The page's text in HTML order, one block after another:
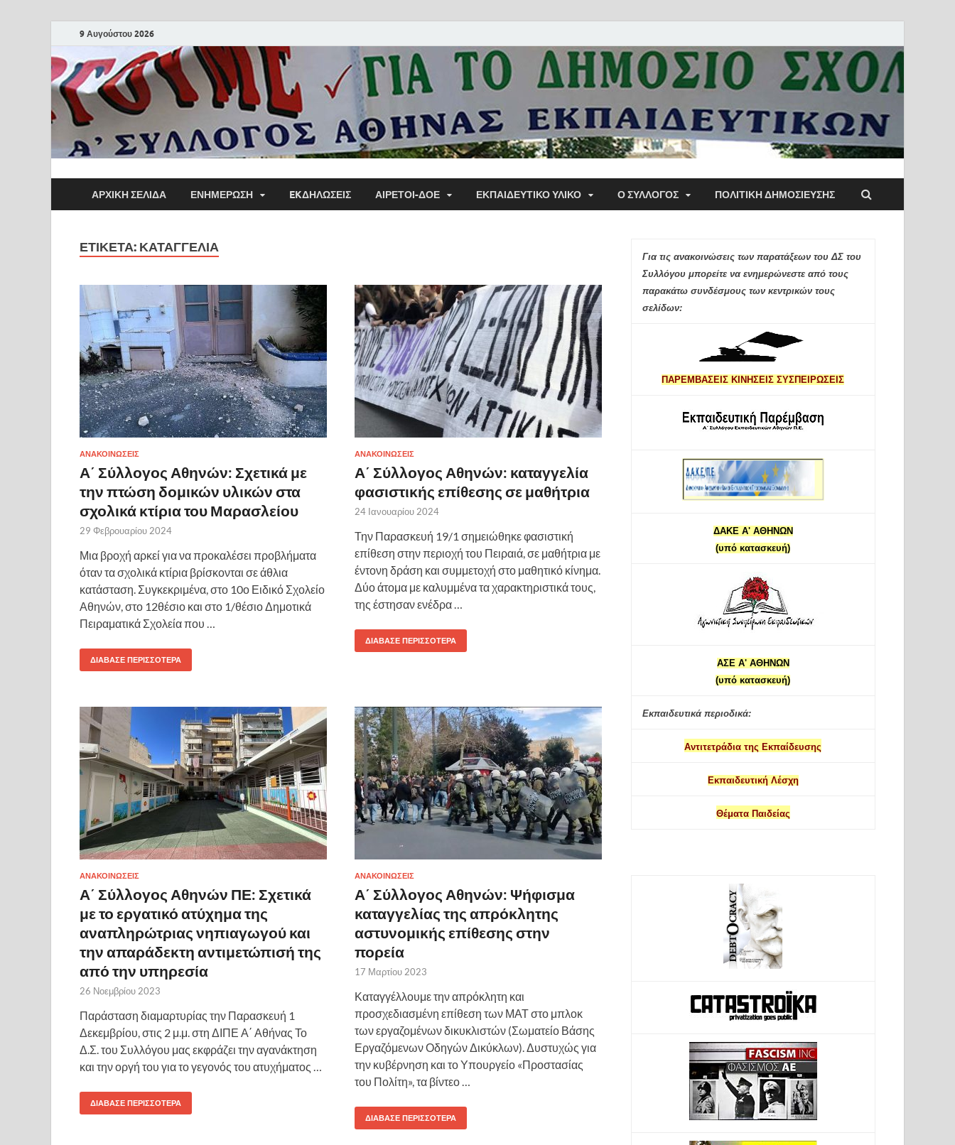
9 Αυγούστου 2026
Α΄ Σύλλογος Αθηνών
Εκπαιδευτικών Π.Ε.
ΑΡΧΙΚΗ ΣΕΛΙΔΑ ΕΝΗΜΕΡΩΣΗ EKΔΗΛΩΣΕΙΣ ΑΙΡΕΤΟΙ-ΔΟΕ ΕΚΠΑΙΔΕΥΤΙΚΌ ΥΛΙΚΌ Ο ΣΥΛΛΟΓΟΣ ΠΟΛΙΤΙΚΉ ΔΗΜΟΣΊΕΥΣΗΣ
ΕΤΙΚΈΤΑ: ΚΑΤΑΓΓΕΛΊΑ
ΑΝΑΚΟΙΝΩΣΕΙΣ
Α΄ Σύλλογος Αθηνών: Σχετικά με
την πτώση δομικών υλικών στα
σχολικά κτίρια του Μαρασλείου
29 Φεβρουαρίου 2024
Μια βροχή αρκεί για να προκαλέσει προβλήματα
όταν τα σχολικά κτίρια βρίσκονται σε άθλια
κατάσταση. Συγκεκριμένα, στο 10ο Ειδικό Σχολείο
Αθηνών, στο 12θέσιο και στο 1/θέσιο Δημοτικά
Πειραματικά Σχολεία που …
ΔΙΆΒΑΣΕ ΠΕΡΙΣΣΌΤΕΡΑ
ΑΝΑΚΟΙΝΩΣΕΙΣ
Α΄ Σύλλογος Αθηνών: καταγγελία
φασιστικής επίθεσης σε μαθήτρια
24 Ιανουαρίου 2024
Την Παρασκευή 19/1 σημειώθηκε φασιστική
επίθεση στην περιοχή του Πειραιά, σε μαθήτρια με
έντονη δράση και συμμετοχή στο μαθητικό κίνημα.
Δύο άτομα με καλυμμένα τα χαρακτηριστικά τους,
της έστησαν ενέδρα …
ΔΙΆΒΑΣΕ ΠΕΡΙΣΣΌΤΕΡΑ
ΑΝΑΚΟΙΝΩΣΕΙΣ
Α΄ Σύλλογος Αθηνών ΠΕ: Σχετικά
με το εργατικό ατύχημα της
αναπληρώτριας νηπιαγωγού και
την απαράδεκτη αντιμετώπισή της
από την υπηρεσία
26 Νοεμβρίου 2023
Παράσταση διαμαρτυρίας την Παρασκευή 1
Δεκεμβρίου, στις 2 μ.μ. στη ΔΙΠΕ Α΄ Αθήνας Το
Δ.Σ. του Συλλόγου μας εκφράζει την αγανάκτηση
και την οργή του για το γεγονός του ατυχήματος …
ΔΙΆΒΑΣΕ ΠΕΡΙΣΣΌΤΕΡΑ
ΑΝΑΚΟΙΝΩΣΕΙΣ
Α΄ Σύλλογος Αθηνών: Ψήφισμα
καταγγελίας της απρόκλητης
αστυνομικής επίθεσης στην
πορεία
17 Μαρτίου 2023
Καταγγέλλουμε την απρόκλητη και
προσχεδιασμένη επίθεση των ΜΑΤ στο μπλοκ
των εργαζομένων δικυκλιστών (Σωματείο Βάσης
Εργαζόμενων Οδηγών Δικύκλων). Δυστυχώς για
την κυβέρνηση και το Υπουργείο «Προστασίας
του Πολίτη», τα βίντεο …
ΔΙΆΒΑΣΕ ΠΕΡΙΣΣΌΤΕΡΑ
Για τις ανακοινώσεις των παρατάξεων του ΔΣ του
Συλλόγου μπορείτε να ενημερώνεστε από τους
παρακάτω συνδέσμους των κεντρικών τους
σελίδων:
ΠΑΡΕΜΒΑΣΕΙΣ ΚΙΝΗΣΕΙΣ ΣΥΣΠΕΙΡΩΣΕΙΣ
ΔΑΚΕ Α' ΑΘΗΝΩΝ
(υπό κατασκευή)
ΑΣΕ Α' ΑΘΗΝΩΝ
(υπό κατασκευή)
Εκπαιδευτικά περιοδικά:
Αντιτετράδια της Εκπαίδευσης
Εκπαιδευτική Λέσχη
Θέματα Παιδείας